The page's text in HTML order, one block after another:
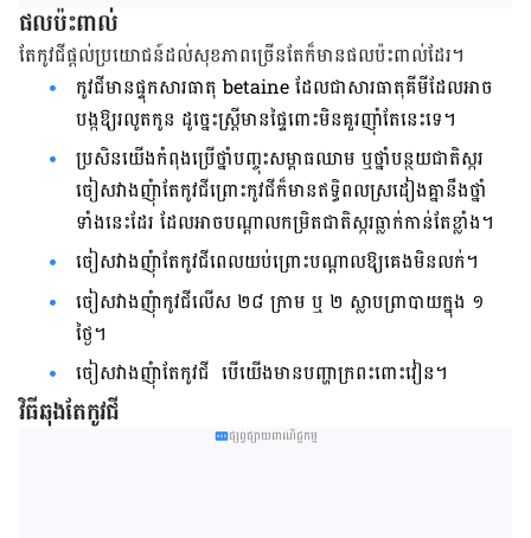
ផលប៉ះពាល់
តែកូវជីផ្តល់ប្រយោជន៍ដល់សុខភាពច្រើនតែក៏មានផលប៉ះពាល់ដែរ។
កូវជីមានផ្ទុកសារធាតុ betaine ដែលជាសារធាតុគីមីដែលអាច
បង្កឱ្យរលូតកូន ដូច្នេះ​ស្ត្រី​មាន​​ផ្ទៃពោះមិនគួរញ៉ាំតែនេះទេ។
ប្រសិនយើងកំពុងប្រើថ្នាំបញ្ចុះសម្ពាធឈាម ឬថ្នាំបន្ថយជាតិស្ករ
ចៀសវាង​ញុំាតែកូវជី​ព្រោះកូវជីក៏មានឥទ្ធិពលស្រដៀងគ្នានឹងថ្នាំ
ទាំងនេះដែរ ដែលអាច​បណ្តាល​កម្រិតជាតិស្ករធ្លាក់កាន់តែខ្លាំង។
ចៀសវាងញុំាតែកូវជីពេលយប់ព្រោះបណ្តាលឱ្យគេងមិនលក់។
ចៀសវាងញុំាកូវជីលើស ២៨ ក្រាម ឬ ២ ស្លាបព្រាបាយក្នុង ១
ថ្ងៃ។
ចៀសវាងញុំាតែកូវជី បើយើងមានបញ្ហាក្រពះពោះវៀន។
វិធីឆុងតែកូវជី
ផ្សព្វផ្សាយពាណិជ្ជកម្ម